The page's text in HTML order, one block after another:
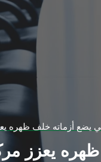
يضع أزماته خلف ظهره
يعزز